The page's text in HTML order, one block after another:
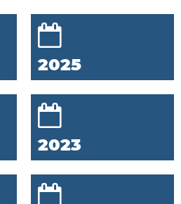
2025
2023